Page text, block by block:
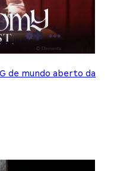
de mundo aberto da